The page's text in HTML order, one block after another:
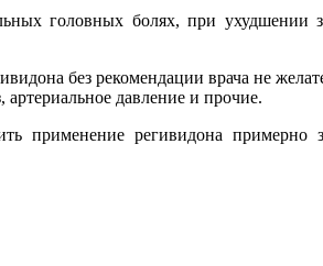
головных болях, при ухудшении
без рекомендации врача не
давление и прочие.
применение регивидона примерно